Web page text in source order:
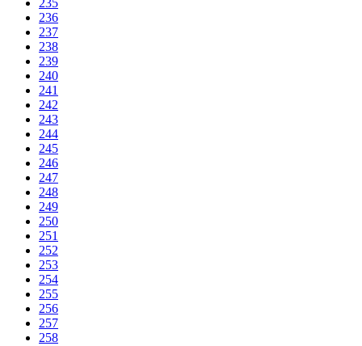
235
236
237
238
239
240
241
242
243
244
245
246
247
248
249
250
251
252
253
254
255
256
257
258